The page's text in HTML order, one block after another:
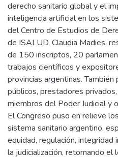
derecho sanitario global y el
inteligencia artificial en los
del Centro de Estudios de
de ISALUD, Claudia Madies,
de 150 inscriptos, 20
trabajos científicos y
provincias argentinas. También
públicos, prestadores
miembros del Poder Judicial y
El Congreso puso en relieve
sistema sanitario argentino,
equidad, regulación,
la judicialización, retomando